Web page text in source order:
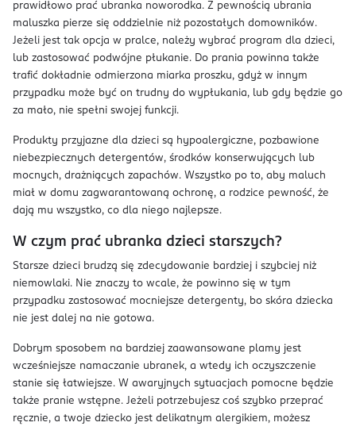
prawidłowo prać ubranka noworodka. Z pewnością ubrania
maluszka pierze się oddzielnie niż pozostałych domowników.
Jeżeli jest tak opcja w pralce, należy wybrać program dla dzieci,
lub zastosować podwójne płukanie. Do prania powinna także
trafić dokładnie odmierzona miarka proszku, gdyż w innym
przypadku może być on trudny do wypłukania, lub gdy będzie go
za mało, nie spełni swojej funkcji.
Produkty przyjazne dla dzieci są hypoalergiczne, pozbawione
niebezpiecznych detergentów, środków konserwujących lub
mocnych, drażniących zapachów. Wszystko po to, aby maluch
miał w domu zagwarantowaną ochronę, a rodzice pewność, że
dają mu wszystko, co dla niego najlepsze.
W czym prać ubranka dzieci starszych?
Starsze dzieci brudzą się zdecydowanie bardziej i szybciej niż
niemowlaki. Nie znaczy to wcale, że powinno się w tym
przypadku zastosować mocniejsze detergenty, bo skóra dziecka
nie jest dalej na nie gotowa.
Dobrym sposobem na bardziej zaawansowane plamy jest
wcześniejsze namaczanie ubranek, a wtedy ich oczyszczenie
stanie się łatwiejsze. W awaryjnych sytuacjach pomocne będzie
także pranie wstępne. Jeżeli potrzebujesz coś szybko przeprać
ręcznie, a twoje dziecko jest delikatnym alergikiem, możesz